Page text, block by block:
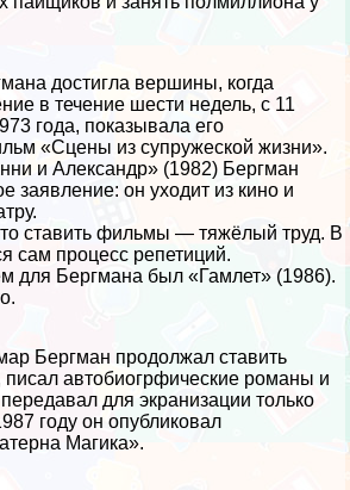
достигла вершины, когда
в течение шести недель, с 11
года, показывала его
«Сцены из супружеской жизни».
и Александр» (1982) Бергман
заявление: он уходит из кино и
ставить фильмы — тяжёлый труд. В
сам процесс репетиций.
для Бергмана был «Гамлет» (1986).
Бергман продолжал ставить
писал автобиогрфические романы и
для экранизации только
году он опубликовал
Магика».